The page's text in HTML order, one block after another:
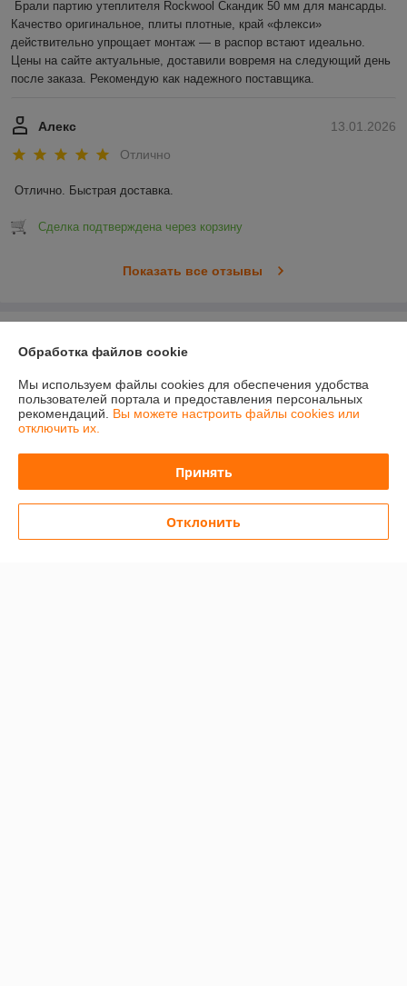
Брали партию утеплителя Rockwool Скандик 50 мм для мансарды.
Качество оригинальное, плиты плотные, край «флекси»
действительно упрощает монтаж — в распор встают идеально.
Цены на сайте актуальные, доставили вовремя на следующий день
после заказа. Рекомендую как надежного поставщика.
13.01.2026
Алекс
Отлично
Отлично. Быстрая доставка.
Сделка подтверждена через корзину
Показать все отзывы
Доставка и оплата
Полная версия сайта
Обработка файлов cookie
Мы используем файлы cookies для обеспечения удобства
пользователей портала и предоставления персональных
рекомендаций. Вы можете настроить файлы cookies или
отключить их.
Принять
Отклонить